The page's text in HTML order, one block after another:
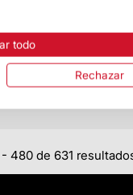
día 14 de diciembre
480 de 631
todo
Rechazar